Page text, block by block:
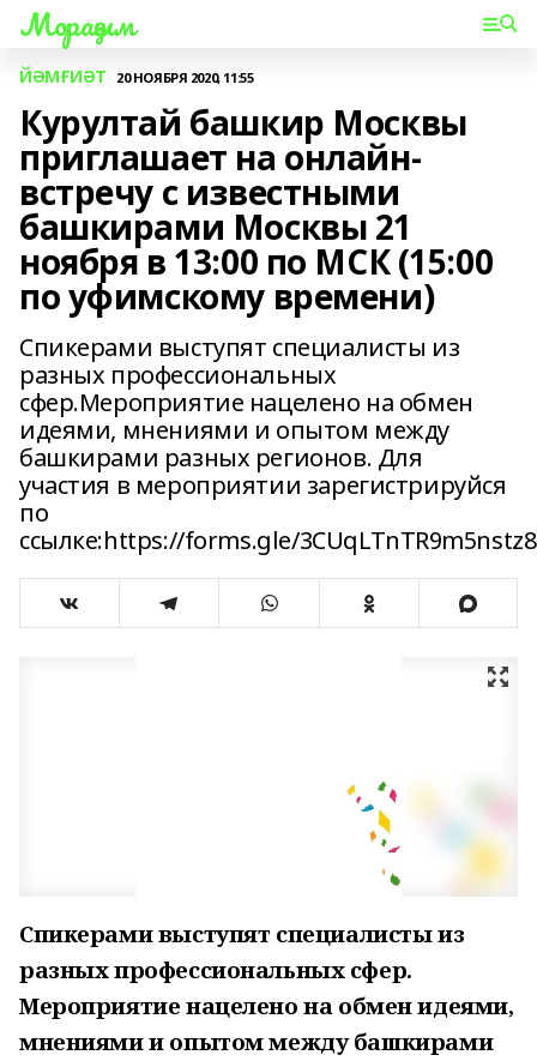
Мораҙым
ЙӘМҒИӘТ 20 НОЯБРЯ 2020, 11:55
Курултай башкир Москвы
приглашает на онлайн-
встречу с известными
башкирами Москвы 21
ноября в 13:00 по МСК (15:00
по уфимскому времени)
Спикерами выступят специалисты из
разных профессиональных
сфер.Мероприятие нацелено на обмен
идеями, мнениями и опытом между
башкирами разных регионов. Для
участия в мероприятии зарегистрируйся
по
ссылке:https://forms.gle/3CUqLTnTR9m5nstz8
Спикерами выступят специалисты из
разных профессиональных сфер.
Мероприятие нацелено на обмен идеями,
мнениями и опытом между башкирами